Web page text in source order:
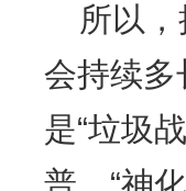
所以
会持续多
是“垃圾